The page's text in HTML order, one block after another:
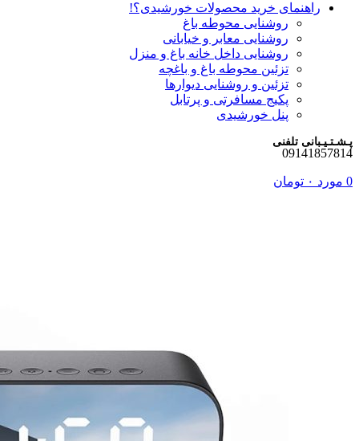
راهنمای خرید محصولات خورشیدی؟!
روشنایی محوطه باغ
روشنایی معابر و خیابانی
روشنایی داخل خانه باغ و منزل
تزئین محوطه باغ و باغچه
تزئین و روشنایی دیوارها
پکیج مسافرتی و پرتابل
پنل خورشیدی
پـشـتـیـبانی تلفنی
09141857814
0 مورد ۰ تومان